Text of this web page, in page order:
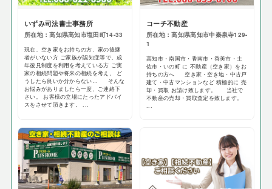
いずみ司法書士事務所
所在地：高知県高知市塩田町14-33
現在、空き家をお持ちの方、家の後継
者がいない方 ご家族が認知症等で、成
年後見制度を利用を考えている方 ご実
家の相続問題や将来の相続を考え、 ど
うしたら良いか分からない… そんな
お悩みがありましたら一度、ご連絡下
さい。 お客様の立場にたったアドバイ
スをさせて頂きます。 ...
コーチ不動産
所在地：高知県高知市中秦泉寺129-
1
高知市・南国市・香南市・香美市・土
佐市・いの町 に 不動産（空き家）をお
持ちの方へ 空き家・空き地・中古戸
建て・中古マンションなど 積極的に 売
却・買取 お請け致します。 当社で
不動産の売却・買取査定を致します。
...